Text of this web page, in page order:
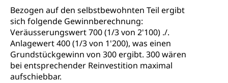
Bezogen auf den selbstbewohnten Teil ergibt
sich folgende Gewinnberechnung:
Veräusserungswert 700 (1/3 von 2'100) ./.
Anlagewert 400 (1/3 von 1'200), was einen
Grundstückgewinn von 300 ergibt. 300 wären
bei entsprechender Reinvestition maximal
aufschiebbar.